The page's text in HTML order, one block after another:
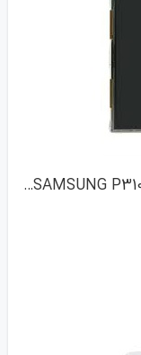
ال سی دی هواوی LENOVO A3000 / SAMSUNG P3100 / HUAWEI S7-931